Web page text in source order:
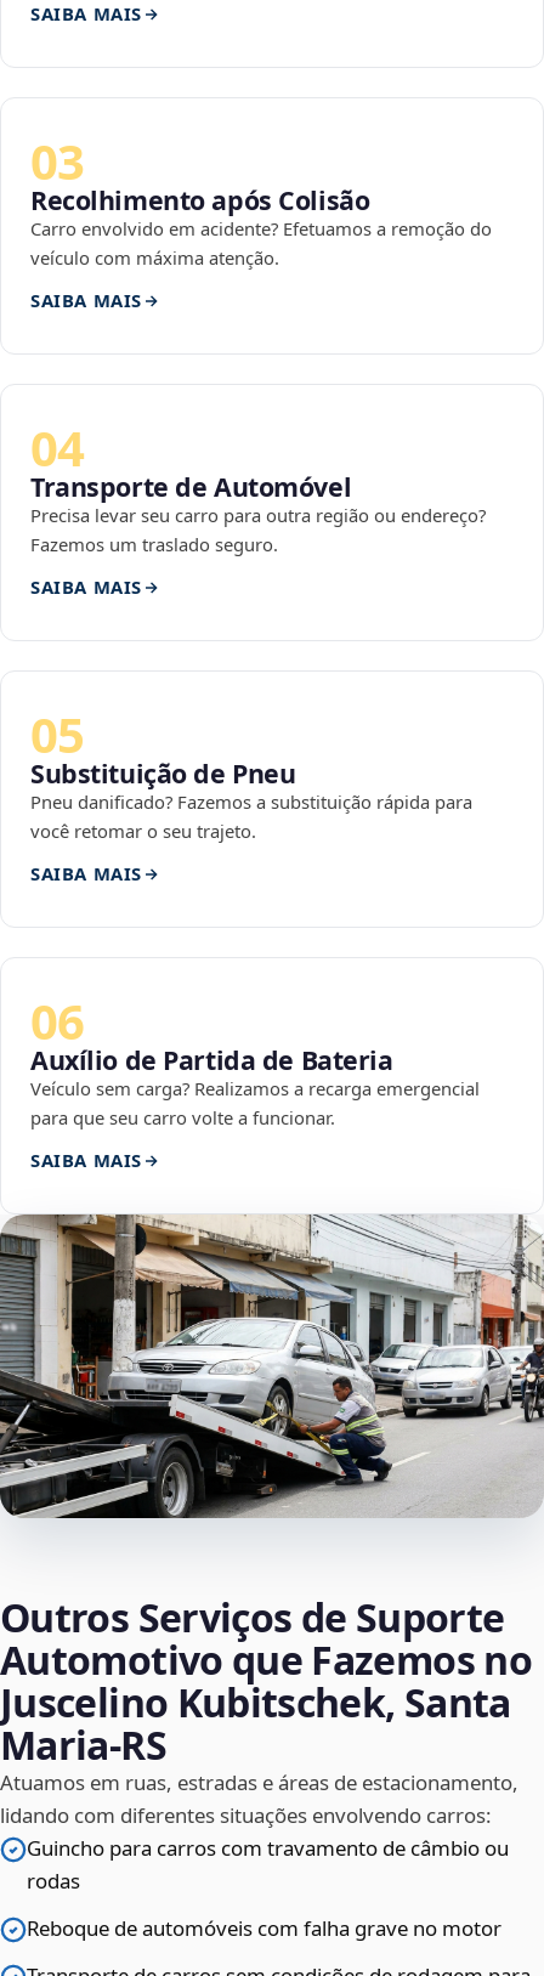
SAIBA MAIS
03
Recolhimento após Colisão
Carro envolvido em acidente? Efetuamos a remoção do
veículo com máxima atenção.
SAIBA MAIS
04
Transporte de Automóvel
Precisa levar seu carro para outra região ou endereço?
Fazemos um traslado seguro.
SAIBA MAIS
05
Substituição de Pneu
Pneu danificado? Fazemos a substituição rápida para
você retomar o seu trajeto.
SAIBA MAIS
06
Auxílio de Partida de Bateria
Veículo sem carga? Realizamos a recarga emergencial
para que seu carro volte a funcionar.
SAIBA MAIS
Outros Serviços de Suporte
Automotivo que Fazemos no
Juscelino Kubitschek, Santa
Maria‑RS
Atuamos em ruas, estradas e áreas de estacionamento,
lidando com diferentes situações envolvendo carros:
Guincho para carros com travamento de câmbio ou
rodas
Reboque de automóveis com falha grave no motor